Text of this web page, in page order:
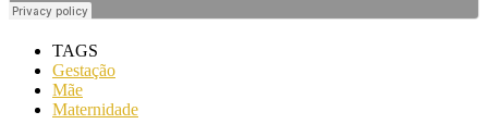
TAGS
Gestação
Mãe
Maternidade